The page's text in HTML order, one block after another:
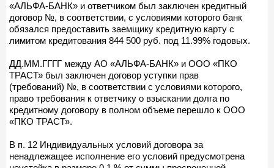
«АЛЬФА-БАНК» и ответчиком был заключен кредитный
договор №, в соответствии, с условиями которого банк
обязался предоставить заемщику кредитную карту с
лимитом кредитования 844 500 руб. под 11.99% годовых.
ДД.ММ.ГГГГ между АО «АЛЬФА-БАНК» и ООО «ПКО
ТРАСТ» был заключен договор уступки прав
(требований) №, в соответствии с условиями которого,
право требования к ответчику о взыскании долга по
кредитному договору в полном объеме перешло к ООО
«ПКО ТРАСТ».
В п. 12 Индивидуальных условий договора за
ненадлежащее исполнение его условий предусмотрена